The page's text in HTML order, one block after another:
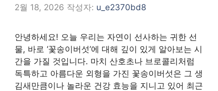
2월 18, 2026 작성자: u_e2370bd8
안녕하세요! 오늘 우리는 자연이 선사하는 귀한 선
물, 바로 ‘꽃송이버섯’에 대해 깊이 있게 알아보는 시
간을 가질 것입니다. 마치 산호초나 브로콜리처럼
독특하고 아름다운 외형을 가진 꽃송이버섯은 그 생
김새만큼이나 놀라운 건강 효능을 지니고 있어 최근